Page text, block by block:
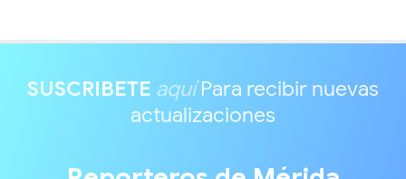
SUSCRIBETE aquíPara recibir nuevas
actualizaciones